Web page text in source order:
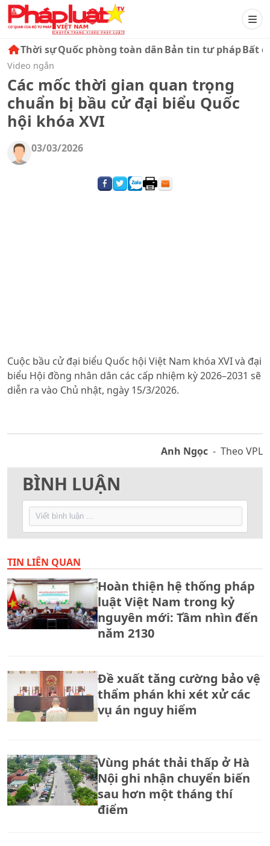
Thời sựQuốc phòng toàn dânBản tin tư phápBất
Video ngắn
Các mốc thời gian quan trọng
chuẩn bị bầu cử đại biểu Quốc
hội khóa XVI
03/03/2026
Cuộc bầu cử đại biểu Quốc hội Việt Nam khóa XVI và đại
biểu Hội đồng nhân dân các cấp nhiệm kỳ 2026–2031 sẽ
diễn ra vào Chủ nhật, ngày 15/3/2026.
Anh Ngọc - Theo VPL
BÌNH LUẬN
TIN LIÊN QUAN
Hoàn thiện hệ thống pháp
luật Việt Nam trong kỷ
nguyên mới: Tầm nhìn đến
năm 2130
Đề xuất tăng cường bảo vệ
thẩm phán khi xét xử các
vụ án nguy hiểm
Vùng phát thải thấp ở Hà
Nội ghi nhận chuyển biến
sau hơn một tháng thí
điểm